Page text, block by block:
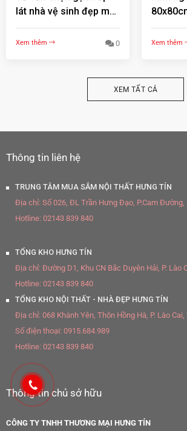
lát nhà vệ sinh đẹp mà
vẫn tiết kiệm chi phí !
Xem thêm 0
thủy |
tài lộc &
Xem thêm
XEM TẤT CẢ
Thông tin liên hệ
TRUNG TÂM MUA SẮM NỘI THẤT HƯNG TÍN
Địa chỉ: Số 026, ĐL Trần Hưng Đạo, P.Cam Đường,
Hotline: 02143 839 840
TỔNG KHO HƯNG TÍN
Địa chỉ: Đường D1, Khu CN Bắc Duyên Hải, P. Lào
Hotline: 02143 839 840
TỔNG KHO NỘI THẤT - NHÀ ĐẸP HƯNG TÍN
Địa chỉ: 068 Khánh Yên, Thôn Hồng Hà, P. Lào Cai,
Số điện thoại: 0915.684.989
Hotline: 02143 839 840
Thông tin chủ sở hữu
CÔNG TY TNHH THƯƠNG MẠI HƯNG TÍN